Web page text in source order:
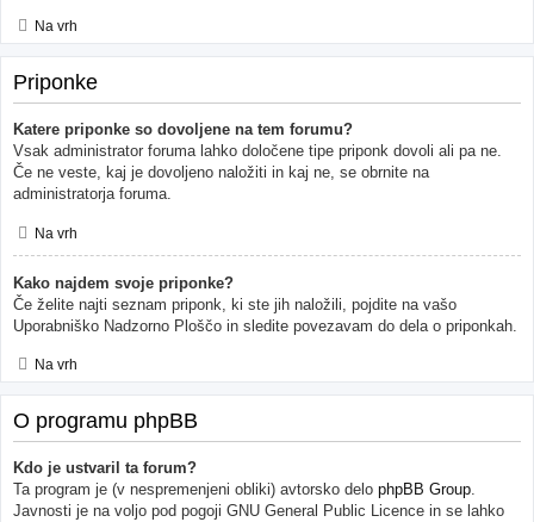
Na vrh
Priponke
Katere priponke so dovoljene na tem forumu?
Vsak administrator foruma lahko določene tipe priponk dovoli ali pa ne.
Če ne veste, kaj je dovoljeno naložiti in kaj ne, se obrnite na
administratorja foruma.
Na vrh
Kako najdem svoje priponke?
Če želite najti seznam priponk, ki ste jih naložili, pojdite na vašo
Uporabniško Nadzorno Ploščo in sledite povezavam do dela o priponkah.
Na vrh
O programu phpBB
Kdo je ustvaril ta forum?
Ta program je (v nespremenjeni obliki) avtorsko delo phpBB Group.
Javnosti je na voljo pod pogoji GNU General Public Licence in se lahko